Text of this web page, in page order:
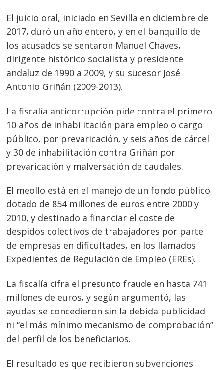
El juicio oral, iniciado en Sevilla en diciembre de
2017, duró un año entero, y en el banquillo de
los acusados se sentaron Manuel Chaves,
dirigente histórico socialista y presidente
andaluz de 1990 a 2009, y su sucesor José
Antonio Griñán (2009-2013).
La fiscalía anticorrupción pide contra el primero
10 años de inhabilitación para empleo o cargo
público, por prevaricación, y seis años de cárcel
y 30 de inhabilitación contra Griñán por
prevaricación y malversación de caudales.
El meollo está en el manejo de un fondo público
dotado de 854 millones de euros entre 2000 y
2010, y destinado a financiar el coste de
despidos colectivos de trabajadores por parte
de empresas en dificultades, en los llamados
Expedientes de Regulación de Empleo (EREs).
La fiscalía cifra el presunto fraude en hasta 741
millones de euros, y según argumentó, las
ayudas se concedieron sin la debida publicidad
ni “el más mínimo mecanismo de comprobación”
del perfil de los beneficiarios.
El resultado es que recibieron subvenciones
Navegación
de
entradas